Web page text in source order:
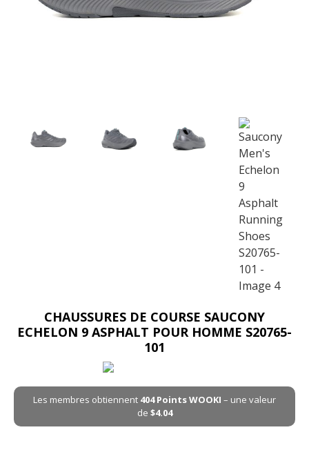
CHAUSSURES DE COURSE SAUCONY
ECHELON 9 ASPHALT POUR HOMME S20765-
101
Les membres obtiennent 404Points WOOKI – une valeur
de $4.04